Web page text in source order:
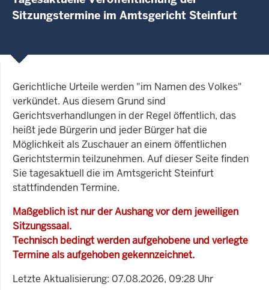
Sitzungstermine im Amtsgericht Steinfurt
Gerichtliche Urteile werden "im Namen des Volkes"
verkündet. Aus diesem Grund sind
Gerichtsverhandlungen in der Regel öffentlich, das
heißt jede Bürgerin und jeder Bürger hat die
Möglichkeit als Zuschauer an einem öffentlichen
Gerichtstermin teilzunehmen. Auf dieser Seite finden
Sie tagesaktuell die im Amtsgericht Steinfurt
stattfindenden Termine.
Maßgeblich ist nur der Aushang vor dem jeweiligen
Sitzungssaal.
Technisch bedingt werden aufgehobene und verlegte
Termine als aufgehoben gekennzeichnet.
Letzte Aktualisierung: 07.08.2026, 09:28 Uhr